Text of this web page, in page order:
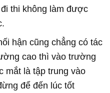
thi không làm được
hận cũng chẳng có tác
cao thì vào trường
mắt là tập trung vào
để đến lúc tốt